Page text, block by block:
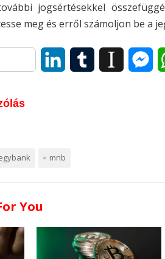
jogsértésekkel
meg és erről számoljon be a
n
p
e
M
e
mnb
You